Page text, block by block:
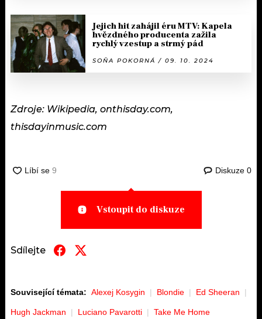
Jejich hit zahájil éru MTV: Kapela
hvězdného producenta zažila
rychlý vzestup a strmý pád
SOŇA POKORNÁ / 09. 10. 2024
Zdroje: Wikipedia, onthisday.com,
thisdayinmusic.com
Diskuze 0
Vstoupit do diskuze
Sdílejte
Související témata: Alexej Kosygin Blondie Ed Sheeran
Hugh Jackman Luciano Pavarotti Take Me Home